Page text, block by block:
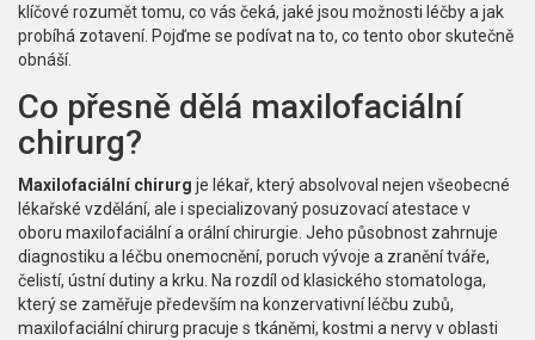
klíčové rozumět tomu, co vás čeká, jaké jsou možnosti léčby a jak
probíhá zotavení. Pojďme se podívat na to, co tento obor skutečně
obnáší.
Co přesně dělá maxilofaciální
chirurg?
Maxilofaciální chirurg je lékař, který absolvoval nejen všeobecné
lékařské vzdělání, ale i specializovaný posuzovací atestace v
oboru maxilofaciální a orální chirurgie. Jeho působnost zahrnuje
diagnostiku a léčbu onemocnění, poruch vývoje a zranění tváře,
čelistí, ústní dutiny a krku. Na rozdíl od klasického stomatologa,
který se zaměřuje především na konzervativní léčbu zubů,
maxilofaciální chirurg pracuje s tkáněmi, kostmi a nervy v oblasti